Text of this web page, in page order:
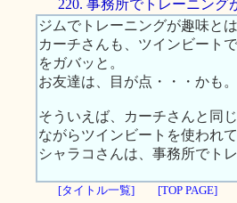
220. 事務所でトレーニング
ジムでトレーニングが趣味と
カーチさんも、ツインビート
をガバッと。
お友達は、目が点・・・かも。
そういえば、カーチさんと同
ながらツインビートを使われ
シャラコさんは、事務所でト
[タイトル一覧] [TOP PAGE]